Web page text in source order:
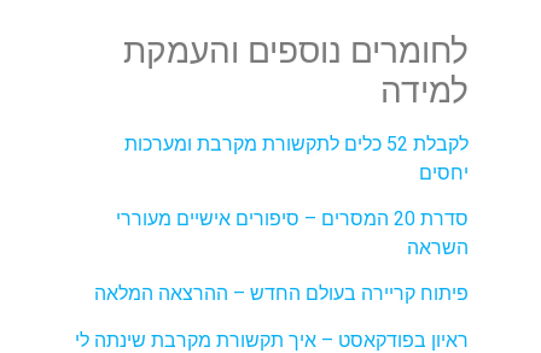
לחומרים נוספים והעמקת
למידה
לקבלת 52 כלים לתקשורת מקרבת ומערכות
יחסים
סדרת 20 המסרים – סיפורים אישיים מעוררי
השראה
פיתוח קריירה בעולם החדש – ההרצאה המלאה
ראיון בפודקאסט – איך תקשורת מקרבת שינתה לי